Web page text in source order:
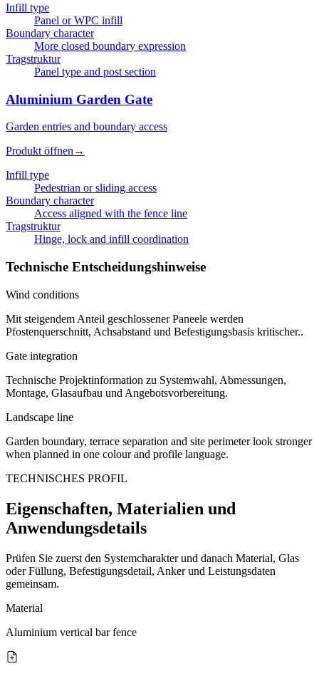
Infill type
Panel or WPC infill
Boundary character
More closed boundary expression
Tragstruktur
Panel type and post section
Aluminium Garden Gate
Garden entries and boundary access
Produkt öffnen →
Infill type
Pedestrian or sliding access
Boundary character
Access aligned with the fence line
Tragstruktur
Hinge, lock and infill coordination
Technische Entscheidungshinweise
Wind conditions
Mit steigendem Anteil geschlossener Paneele werden
Pfostenquerschnitt, Achsabstand und Befestigungsbasis kritischer..
Gate integration
Technische Projektinformation zu Systemwahl, Abmessungen,
Montage, Glasaufbau und Angebotsvorbereitung.
Landscape line
Garden boundary, terrace separation and site perimeter look stronger
when planned in one colour and profile language.
TECHNISCHES PROFIL
Eigenschaften, Materialien und
Anwendungsdetails
Prüfen Sie zuerst den Systemcharakter und danach Material, Glas
oder Füllung, Befestigungsdetail, Anker und Leistungsdaten
gemeinsam.
Material
Aluminium vertical bar fence